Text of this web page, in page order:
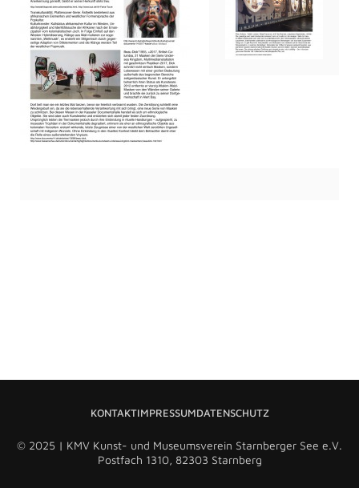
© 2025 | KMV Kunst- und Museumsverein Starnberger See e.V.
Postfach 1310, 82303 Starnberg
KONTAKTIMPRESSUMDATENSCHUTZ